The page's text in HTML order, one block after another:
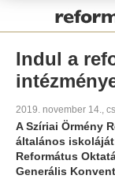
Indul a
2019. november 14.,
A Szíriai Örmény
általános
Református
Generális